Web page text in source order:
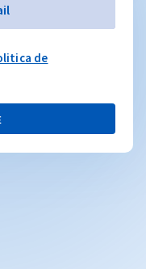
de